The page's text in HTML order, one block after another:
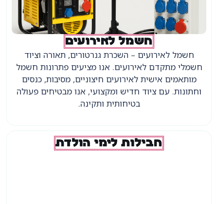
חשמל לאירועים
חשמל לאירועים – השכרת גנרטורים, תאורה וציוד
חשמלי מתקדם לאירועים. אנו מציעים פתרונות חשמל
מותאמים אישית לאירועים חיצוניים, מסיבות, כנסים
וחתונות. עם ציוד חדיש ומקצועי, אנו מבטיחים פעולה
בטיחותית ותקינה.
חבילות לימי הולדת